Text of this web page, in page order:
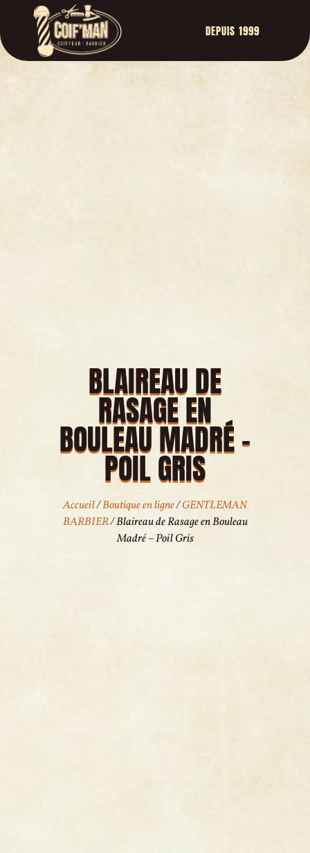
DEPUIS 1999
BLAIREAU DE
RASAGE EN
BOULEAU MADRÉ –
POIL GRIS
Accueil/Boutique en ligne/GENTLEMAN
BARBIER/ Blaireau de Rasage en Bouleau
Madré – Poil Gris